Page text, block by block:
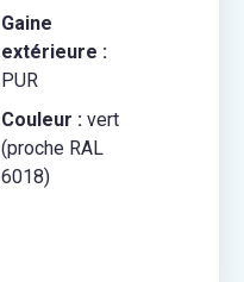
Gaine
extérieure :
PUR
Couleur :vert
(proche RAL
6018)